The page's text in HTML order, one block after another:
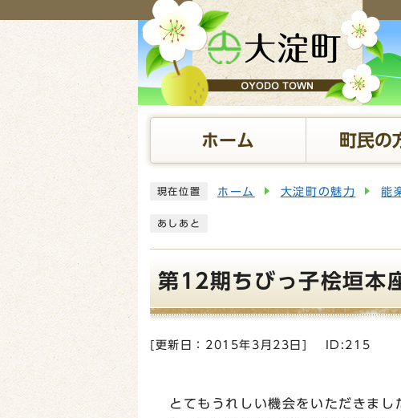
ホーム 町民の
ここから本文です 現在位置 ホーム 大淀町の魅力 能
あしあと
第12期ちびっ子桧垣
[更新日： 2015年3月23日 ID:215
とてもうれしい機会をいただきま